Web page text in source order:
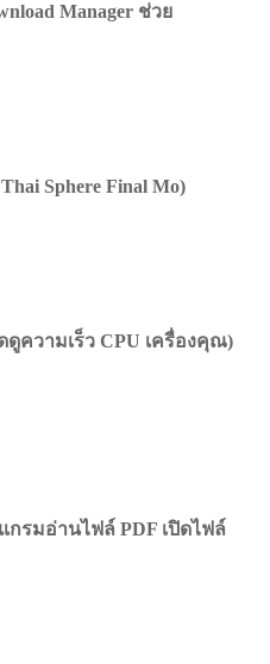
Manager ช่วย
Sphere Final Mo)
ดูความเร็ว CPU เครื่องคุณ)
กรมอ่านไฟล์ PDF เปิดไฟล์